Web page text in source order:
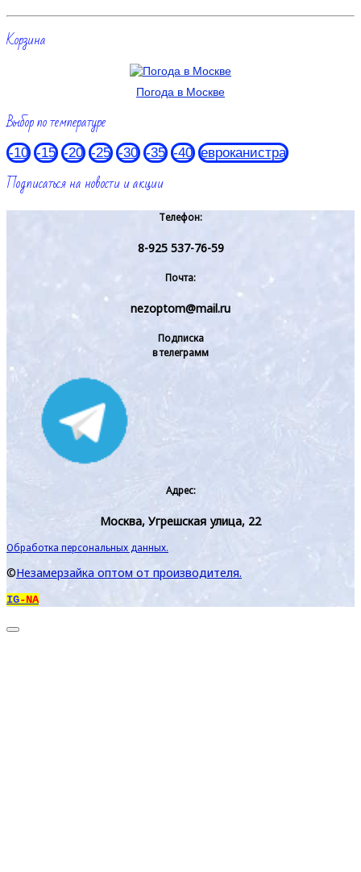
Корзина
Погода в Москве
Выбор по температуре
-10 -15 -20 -25 -30 -35 -40 евроканистра
Подписаться на новости и акции
Телефон:
8-925 537-76-59
Почта:
nezoptom@mail.ru
Подписка
в телеграмм
Адрес:
Москва, Угрешская улица, 22
Обработка персональных данных.
©Незамерзайка оптом от производителя.
IG-NA